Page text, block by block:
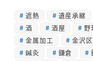
遮熱 遺産承継
酒
酒屋 野
金属加工
金沢区
鍼灸
鎌倉